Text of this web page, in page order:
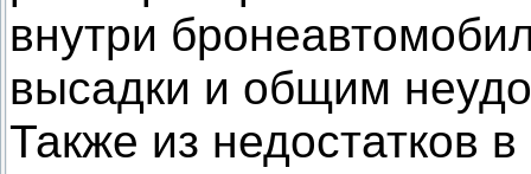
внутри
высадки и общим
Также из недостатков